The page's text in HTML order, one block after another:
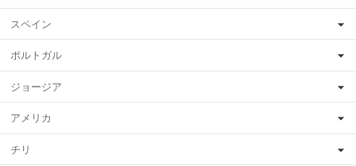
スペイン
ポルトガル
ジョージア
アメリカ
チリ